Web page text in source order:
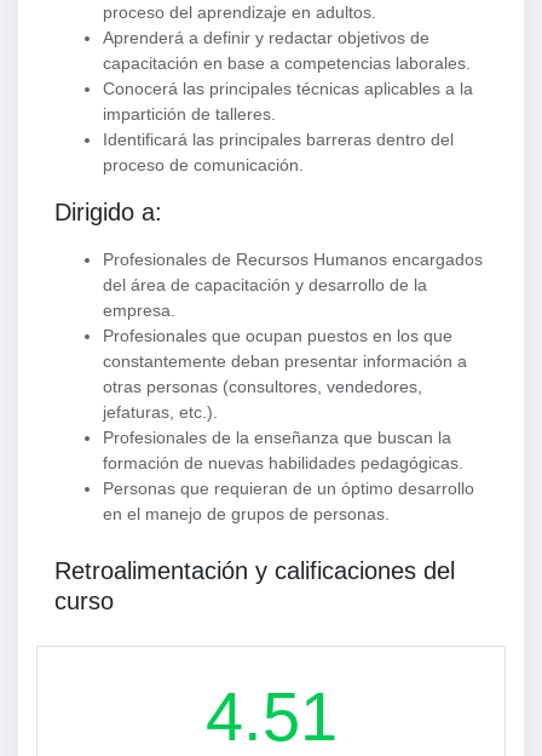
proceso del aprendizaje en adultos.
Aprenderá a definir y redactar objetivos de
capacitación en base a competencias laborales.
Conocerá las principales técnicas aplicables a la
impartición de talleres.
Identificará las principales barreras dentro del
proceso de comunicación.
Dirigido a:
Profesionales de Recursos Humanos encargados
del área de capacitación y desarrollo de la
empresa.
Profesionales que ocupan puestos en los que
constantemente deban presentar información a
otras personas (consultores, vendedores,
jefaturas, etc.).
Profesionales de la enseñanza que buscan la
formación de nuevas habilidades pedagógicas.
Personas que requieran de un óptimo desarrollo
en el manejo de grupos de personas.
Retroalimentación y calificaciones del
curso
4.51